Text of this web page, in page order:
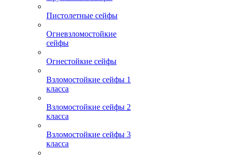
Пистолетные сейфы
Огневзломостойкие
сейфы
Огнестойкие сейфы
Взломостойкие сейфы 1
класса
Взломостойкие сейфы 2
класса
Взломостойкие сейфы 3
класса